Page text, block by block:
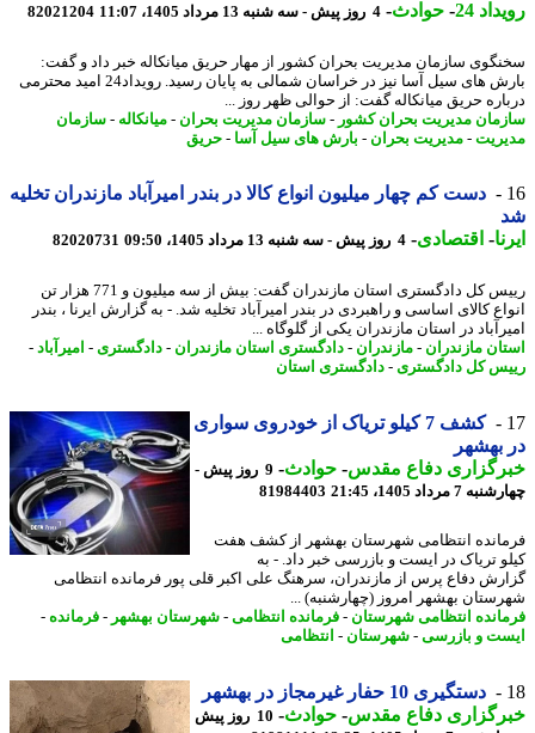
24
-حوادث -4 روز پیش - سه شنبه 13 مرداد 1405، 11:07 82021204
سازمان مدیریت بحران کشور از مهار حریق میانکاله خبر داد و گفت:
بارش های سیل آسا نیز در خراسان شمالی به پایان رسید. رویداد24 امید محترمی
حریق میانکاله گفت: از حوالی ظهر روز ...
مدیریت بحران کشور-سازمان مدیریت بحران- میانکاله-سازمان
-مدیریت بحران- بارش های سیل آسا-حریق
دست کم چهار میلیون انواع کالا در بندر امیرآباد مازندران تخلیه
-اقتصادی-4 روز پیش - سه شنبه 13 مرداد 1405، 09:50 82020731
رییس کل دادگستری استان مازندران گفت: بیش از سه میلیون و 771 هزار تن
کالای اساسی و راهبردی در بندر امیرآباد تخلیه شد. - به گزارش ایرنا ، بندر
در استان مازندران یکی از گلوگاه ...
مازندران- مازندران- دادگستری استان مازندران- دادگستری- امیرآباد-
کل دادگستری- دادگستری استان
کشف 7 کیلو تریاک از خودروی سواری
بهشهر
دفاع مقدس-حوادث - 9 روز پیش -
مرداد 1405، 21:45
81984403
انتظامی شهرستان بهشهر از کشف هفت
تریاک در ایست و بازرسی خبر داد. - به
دفاع پرس از مازندران، سرهنگ علی اکبر قلی پور فرمانده انتظامی
بهشهر امروز (چهارشنبه) ...
انتظامی شهرستان-فرمانده انتظامی-شهرستان بهشهر-فرمانده-
و بازرسی -شهرستان-انتظامی
دستگیری 10 حفار غیرمجاز در بهشهر
دفاع مقدس-حوادث -
10 روز پیش